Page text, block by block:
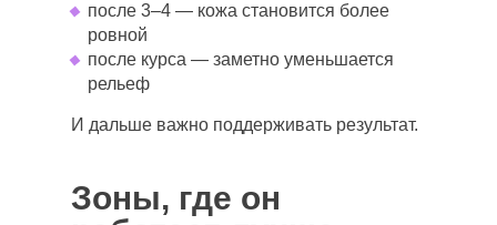
после 3–4 — кожа становится более
ровной
после курса — заметно уменьшается
рельеф
И дальше важно поддерживать результат.
Зоны, где он